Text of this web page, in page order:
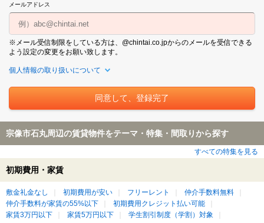
メールアドレス
※メール受信制限をしている方は、@chintai.co.jpからのメールを受信できる
よう設定の変更をお願い致します。
個人情報の取り扱いについて
宗像市石丸周辺の賃貸物件をテーマ・特集・間取りから探す
すべての特集を見る
初期費用・家賃
敷金礼金なし 初期費用が安い フリーレント
仲介手数料無料
仲介手数料が家賃の55%以下
初期費用クレジット払い可能
家賃3万円以下
家賃5万円以下 学生割引制度（学割）対象